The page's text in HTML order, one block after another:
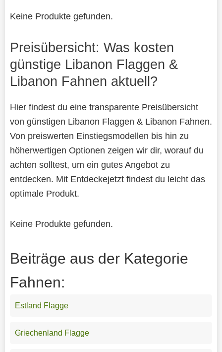
Keine Produkte gefunden.
Preisübersicht: Was kosten
günstige Libanon Flaggen &
Libanon Fahnen aktuell?
Hier findest du eine transparente Preisübersicht
von günstigen Libanon Flaggen & Libanon Fahnen.
Von preiswerten Einstiegsmodellen bis hin zu
höherwertigen Optionen zeigen wir dir, worauf du
achten solltest, um ein gutes Angebot zu
entdecken. Mit Entdeckejetzt findest du leicht das
optimale Produkt.
Keine Produkte gefunden.
Beiträge aus der Kategorie
Fahnen:
Estland Flagge
Griechenland Flagge